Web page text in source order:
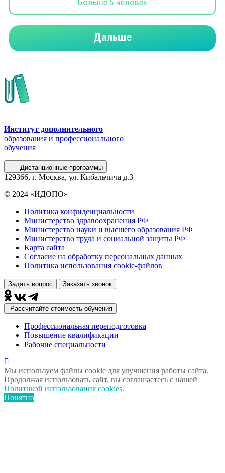
Институт дополнительного
образования и профессионального
обучения
Дистанционные программы
129366, г. Москва, ул. Кибальчича д.3
© 2024 «ИДОПО»
Политика конфиденциальности
Министерство здравоохранения РФ
Министерство науки и высшего образования РФ
Министерство труда и социальной защиты РФ
Карта сайта
Согласие на обработку персональных данных
Политика использования сookie-файлов
Задать вопрос Заказать звонок
Рассчитайте стоимость обучения
Профессиональная переподготовка
Повышение квалификации
Рабочие специальности
Мы используем файлы cookie для улучшения работы сайта.
Продолжая использовать сайт, вы соглашаетесь с нашей
Политикой использования cookies.
Понятно